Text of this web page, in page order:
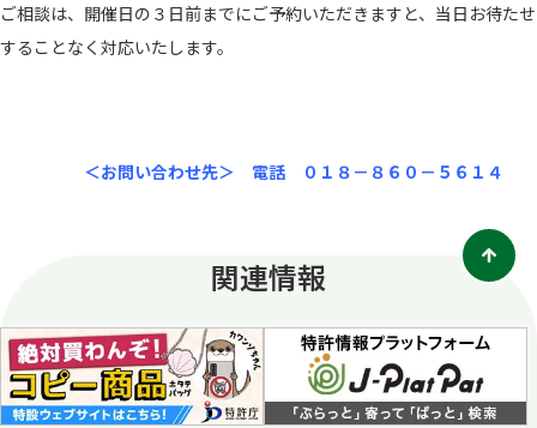
ご相談は、開催日の３日前までにご予約いただきますと、当日お待たせ
することなく対応いたします。
＜お問い合わせ先＞ 電話 ０１８－８６０－５６１４
関連情報